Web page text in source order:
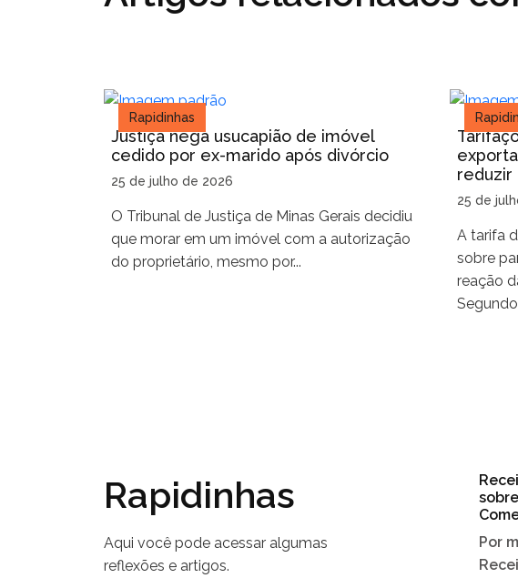
Rapidinhas
Justiça nega usucapião de imóvel
cedido por ex-marido após divórcio
25 de julho de 2026
O Tribunal de Justiça de Minas Gerais decidiu
que morar em um imóvel com a autorização
do proprietário, mesmo por...
reduzir
25 de
A tarifa
sobre
reação
Rapidinhas
Aqui você pode acessar algumas
reflexões e artigos.
Por